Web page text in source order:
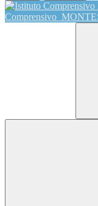
Comprensivo